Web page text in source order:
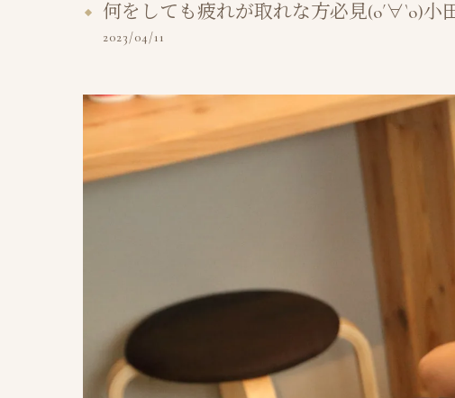
何をしても疲れが取れな方必見(о´∀`о)小
2023/04/11